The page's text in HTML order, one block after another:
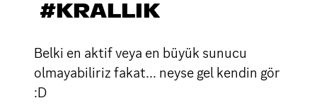
#KRALLIK
Belki en aktif veya en büyük sunucu
olmayabiliriz fakat... neyse gel kendin gör
:D